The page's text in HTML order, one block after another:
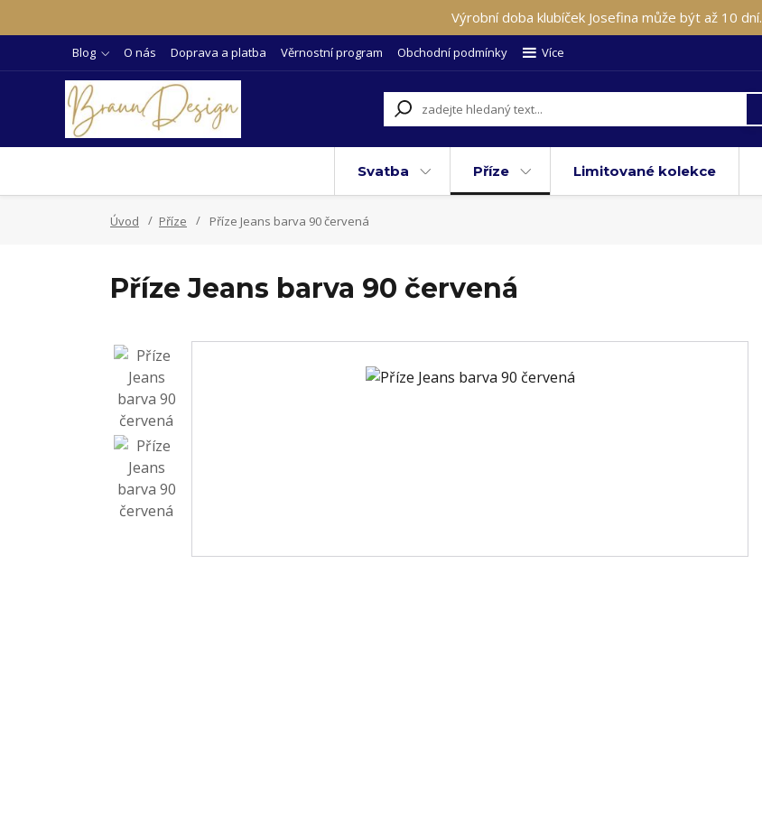
Výrobní doba klubíček Josefina může být až 10 dní.
Blog O nás Doprava a platba Věrnostní program Obchodní podmínky Více
Svatba Příze Limitované kolekce
Úvod Příze Příze Jeans barva 90 červená
Příze Jeans barva 90 červená